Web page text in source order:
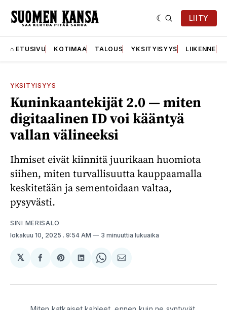
LIITY
⌂ ETUSIVU KOTIMAA TALOUS YKSITYISYYS LIIKENNE
YKSITYISYYS
Kuninkaantekijät 2.0 — miten
digitaalinen ID voi kääntyä
vallan välineeksi
Ihmiset eivät kiinnitä juurikaan huomiota
siihen, miten turvallisuutta kauppaamalla
keskitetään ja sementoidaan valtaa,
pysyvästi.
SINI MERISALO
lokakuu 10, 2025 . 9:54 AM 3 minuuttia lukuaika
𝕏
Jaa
Share
Pinterest
Jaa Share
WhatsApp
Jaa